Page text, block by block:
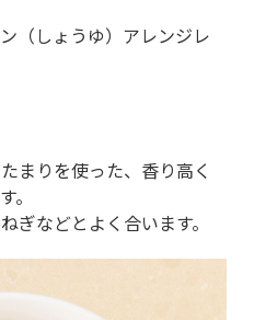
（しょうゆ）アレンジレ
まりを使った、香り高く
。
ぎなどとよく合います。